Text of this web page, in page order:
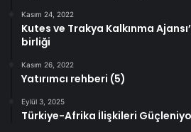
Kasım 24, 2022
Kutes ve Trakya Kalkınma
birliği
Kasım 26, 2022
Yatırımcı rehberi (5)
Eylül 3, 2025
Türkiye-Afrika İlişkileri